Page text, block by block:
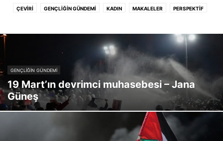
ÇEVIRI GENÇLIĞIN GÜNDEMI KADIN MAKALELER PERSPEKTIF
GENÇLIĞIN GÜNDEMI
19 Mart’ın devrimci muhasebesi – Jana
Güneş